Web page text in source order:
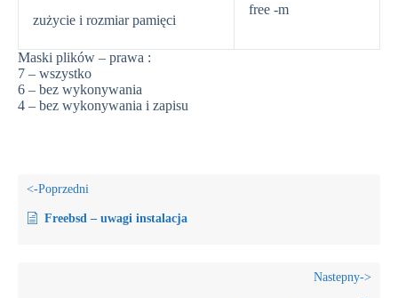
zużycie i rozmiar pamięci
free -m
Maski plików – prawa :
7 – wszystko
6 – bez wykonywania
4 – bez wykonywania i zapisu
Freebsd – uwagi instalacja